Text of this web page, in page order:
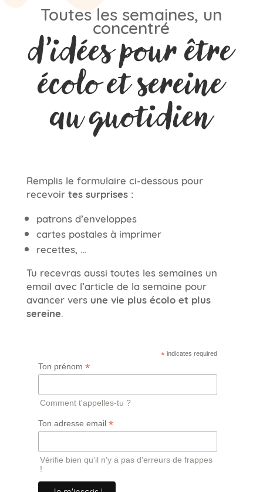
Toutes les semaines, un
concentré
d’idées pour être
écolo et sereine
au quotidien
Remplis le formulaire ci-dessous pour
recevoir tes surprises :
patrons d’enveloppes
cartes postales à imprimer
recettes, …
Tu recevras aussi toutes les semaines un
email avec l’article de la semaine pour
avancer vers une vie plus écolo et plus
sereine.
* indicates required
Ton prénom *
Comment t'appelles-tu ?
Ton adresse email *
Vérifie bien qu'il n'y a pas d'erreurs de frappes
!